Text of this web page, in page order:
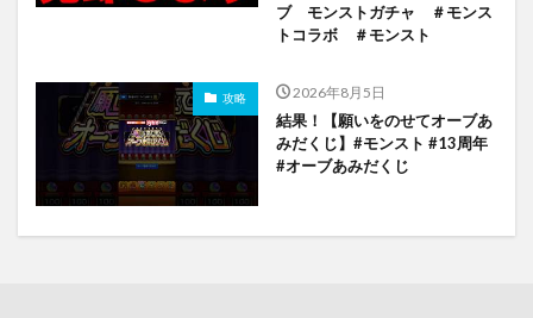
ブ モンストガチャ ＃モンス
トコラボ ＃モンスト
攻略 2026年8月5日
結果！【願いをのせてオーブあ
みだくじ】#モンスト #13周年
#オーブあみだくじ